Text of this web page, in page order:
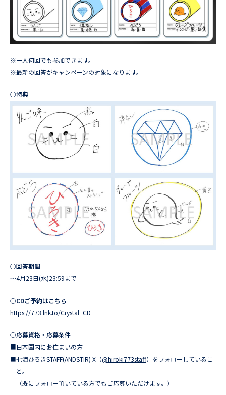
※一人何回でも参加できます。
※最新の回答がキャンペーンの対象になります。
○特典
○回答期間
～4月23日(水)23:59まで
○CDご予約はこちら
https://773.lnk.to/Crystal_CD
○応募資格・応募条件
■日本国内にお住まいの方
■七海ひろきSTAFF(ANDSTIR) X（@hiroki773staff）をフォローしているこ
と。
（既にフォロー頂いている方でもご応募いただけます。）